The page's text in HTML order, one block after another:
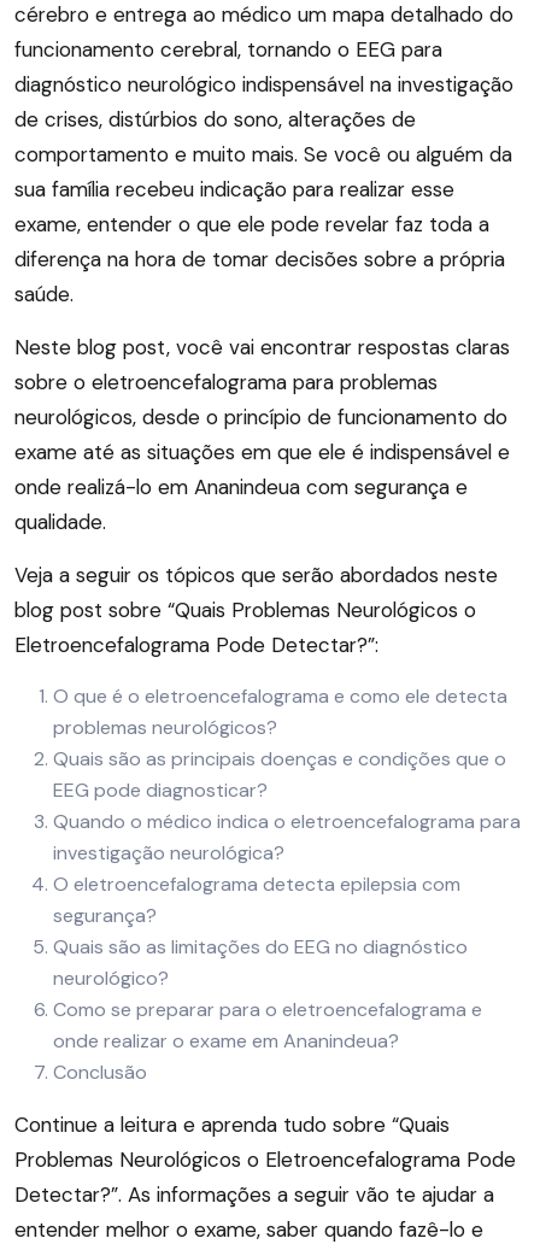
cérebro e entrega ao médico um mapa detalhado do
funcionamento cerebral, tornando o EEG para
diagnóstico neurológico indispensável na investigação
de crises, distúrbios do sono, alterações de
comportamento e muito mais. Se você ou alguém da
sua família recebeu indicação para realizar esse
exame, entender o que ele pode revelar faz toda a
diferença na hora de tomar decisões sobre a própria
saúde.
Neste blog post, você vai encontrar respostas claras
sobre o eletroencefalograma para problemas
neurológicos, desde o princípio de funcionamento do
exame até as situações em que ele é indispensável e
onde realizá-lo em Ananindeua com segurança e
qualidade.
Veja a seguir os tópicos que serão abordados neste
blog post sobre “Quais Problemas Neurológicos o
Eletroencefalograma Pode Detectar?”:
O que é o eletroencefalograma e como ele detecta
problemas neurológicos?
Quais são as principais doenças e condições que o
EEG pode diagnosticar?
Quando o médico indica o eletroencefalograma para
investigação neurológica?
O eletroencefalograma detecta epilepsia com
segurança?
Quais são as limitações do EEG no diagnóstico
neurológico?
Como se preparar para o eletroencefalograma e
onde realizar o exame em Ananindeua?
Conclusão
Continue a leitura e aprenda tudo sobre “Quais
Problemas Neurológicos o Eletroencefalograma Pode
Detectar?”. As informações a seguir vão te ajudar a
entender melhor o exame, saber quando fazê-lo e